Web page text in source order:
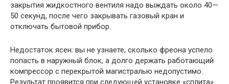
закрытия жидкостного вентиля надо выждать около 40—
50 секунд, после чего закрывать газовый кран и
отключать бытовой прибор.
Недостаток ясен: вы не узнаете, сколько фреона успело
попасть в наружный блок, а долго держать работающий
компрессор с перекрытой магистралью недопустимо.
Результат проявится при следующей установке «сплита»